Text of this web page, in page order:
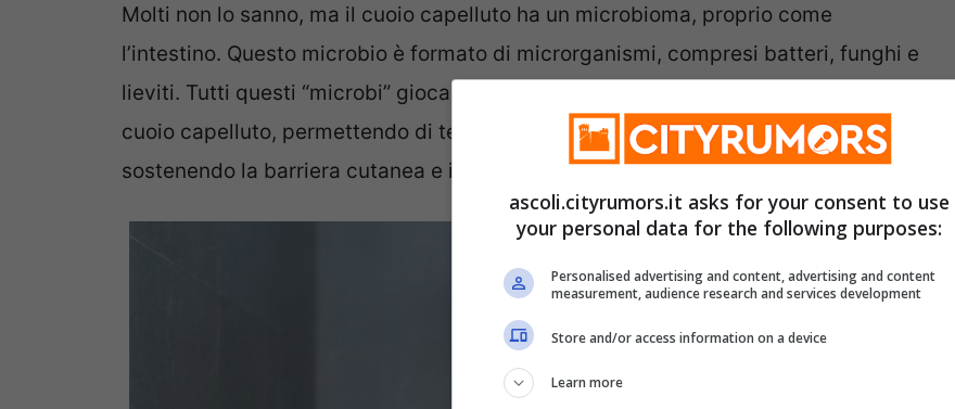
Molti non lo sanno, ma il cuoio capelluto ha un microbioma, proprio come
l’intestino. Questo microbio è formato di microrganismi, compresi batteri, funghi e
lieviti. Tutti questi “microbi” giocano un ruolo cruciale nel mantenere la salute del
cuoio capelluto, permettendo di tenere sotto controllo gli agenti patogeni nocivi,
sostenendo la barriera cutanea e influenzando la produzione di olio.
ascoli.cityrumors.it asks for your consent to use
your personal data for the following purposes:
Personalised advertising and content, advertising and content
measurement, audience research and services development
Store and/or access information on a device
Learn more